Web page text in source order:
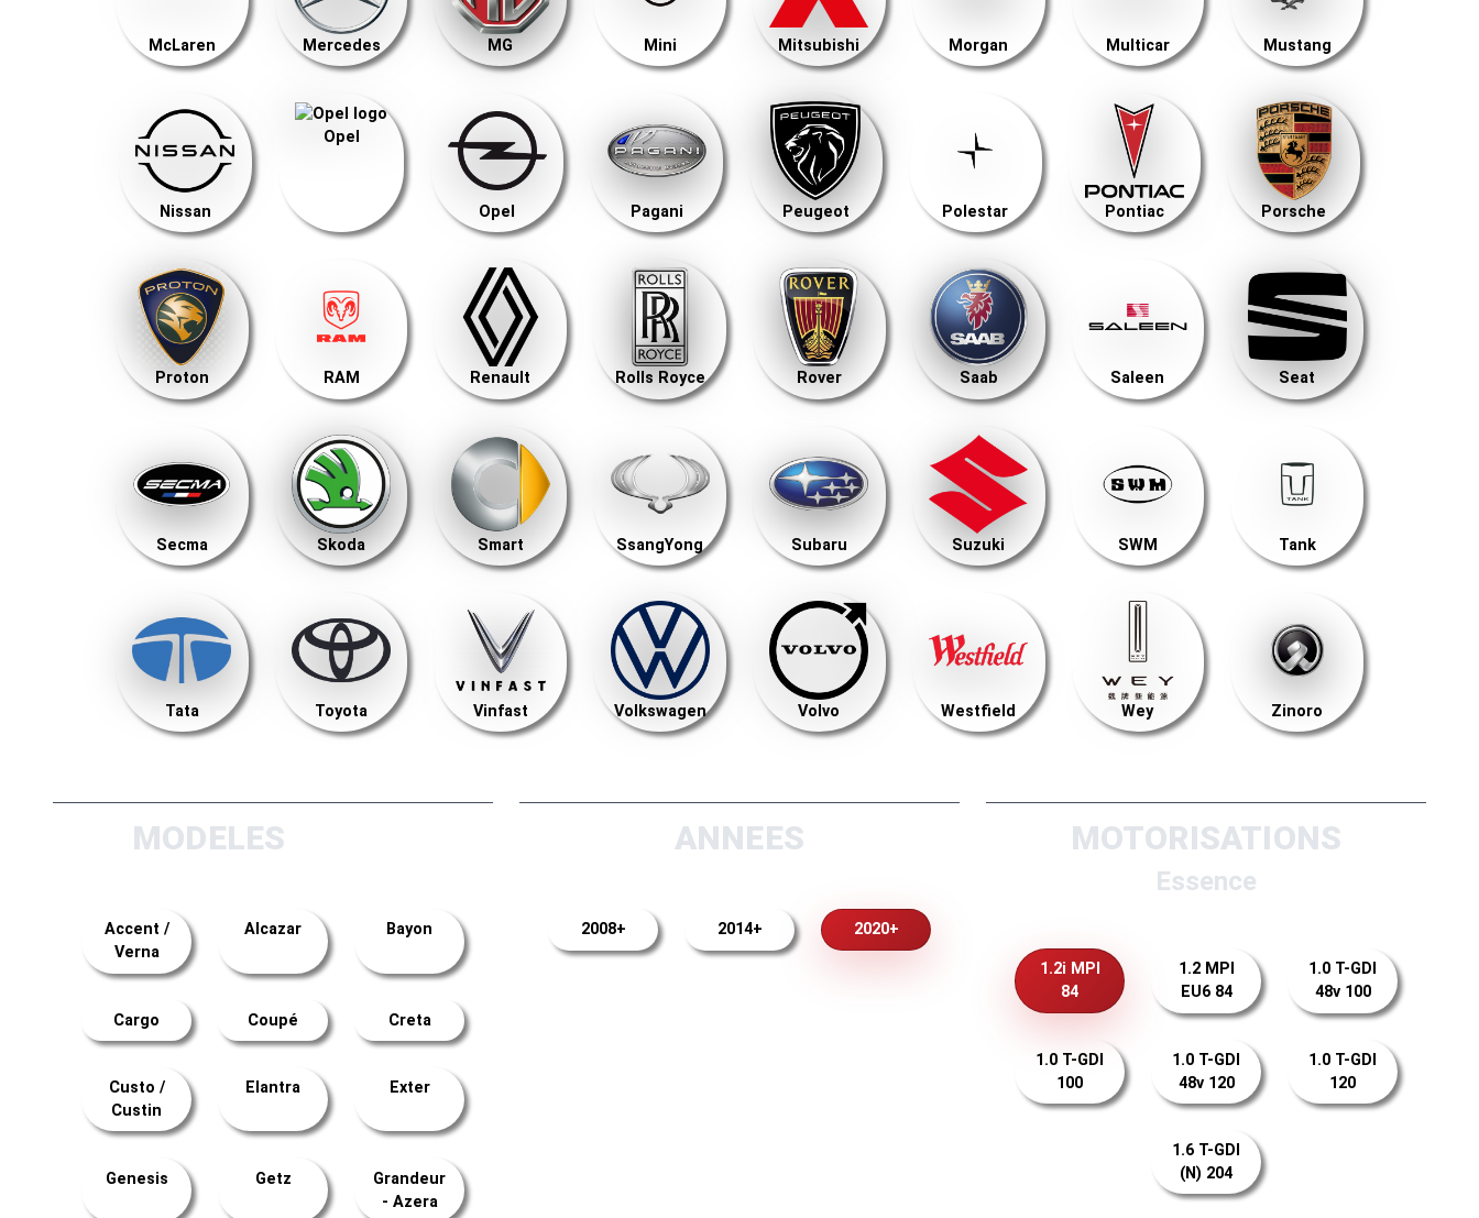
McLaren Mercedes MG Mini Mitsubishi Morgan Multicar Mustang
Nissan
Opel
Opel Pagani Peugeot Polestar Pontiac Porsche
Proton RAM Renault Rolls Royce Rover Saab Saleen Seat
Secma Skoda Smart SsangYong Subaru Suzuki SWM Tank
Tata Toyota Vinfast Volkswagen Volvo Westfield Wey Zinoro
MODELES
Accent /
Verna
Alcazar Bayon
Cargo Coupé Creta
Custo /
Custin
Elantra Exter
Genesis Getz
Grandeur
- Azera
ANNEES
2008+ 2014+ 2020+
MOTORISATIONS
Essence
1.2i MPI
84
1.2 MPI
EU6 84
1.0 T-GDI
48v 100
1.0 T-GDI
100
1.0 T-GDI
48v 120
1.0 T-GDI
120
1.6 T-GDI
(N) 204